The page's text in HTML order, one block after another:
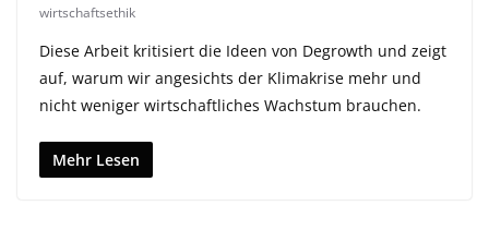
wirtschaftsethik
Diese Arbeit kritisiert die Ideen von Degrowth und zeigt
auf, warum wir angesichts der Klimakrise mehr und
nicht weniger wirtschaftliches Wachstum brauchen.
Mehr Lesen